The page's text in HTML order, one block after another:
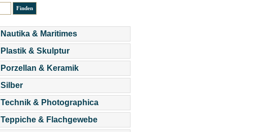
Nautika & Maritimes
Plastik & Skulptur
Porzellan & Keramik
Silber
Technik & Photographica
Teppiche & Flachgewebe